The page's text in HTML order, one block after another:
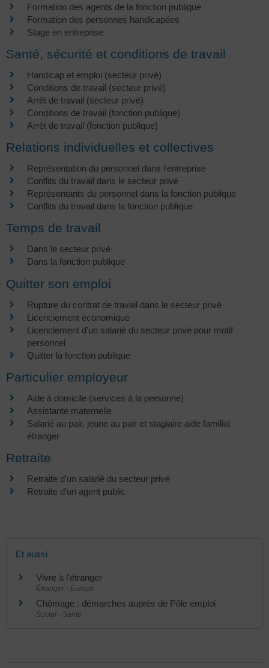
Formation des agents de la fonction publique
Formation des personnes handicapées
Stage en entreprise
Santé, sécurité et conditions de travail
Handicap et emploi (secteur privé)
Conditions de travail (secteur privé)
Arrêt de travail (secteur privé)
Conditions de travail (fonction publique)
Arrêt de travail (fonction publique)
Relations individuelles et collectives
Représentation du personnel dans l'entreprise
Conflits du travail dans le secteur privé
Représentants du personnel dans la fonction publique
Conflits du travail dans la fonction publique
Temps de travail
Dans le secteur privé
Dans la fonction publique
Quitter son emploi
Rupture du contrat de travail dans le secteur privé
Licenciement économique
Licenciement d'un salarié du secteur privé pour motif
personnel
Quitter la fonction publique
Particulier employeur
Aide à domicile (services à la personne)
Assistante maternelle
Salarié au pair, jeune au pair et stagiaire aide familial
étranger
Retraite
Retraite d'un salarié du secteur privé
Retraite d'un agent public
Et aussi
Vivre à l'étranger
Étranger - Europe
Chômage : démarches auprès de Pôle emploi
Social - Santé